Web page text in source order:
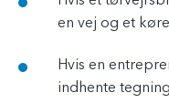
en vej og et
Hvis en
indhente